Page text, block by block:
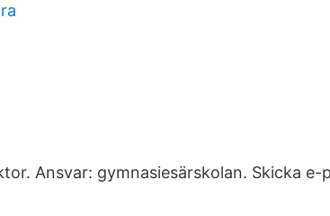
Ansvar: gymnasiesärskolan. Skicka e-